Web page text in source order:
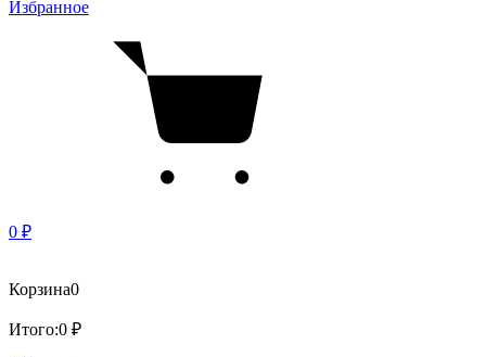
Избранное
0 ₽
Корзина0
Итого:0 ₽